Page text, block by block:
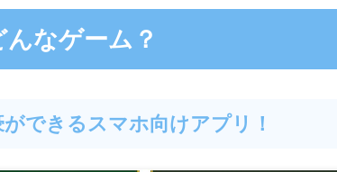
なゲーム？
できるスマホ向けアプリ！